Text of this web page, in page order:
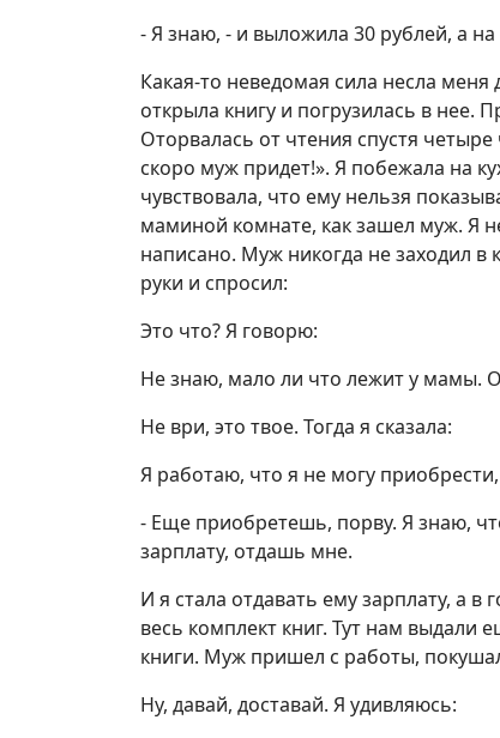
- Я знаю, - и выложила 30 рублей, а
Какая-то неведомая сила несла
открыла книгу и погрузилась в нее.
Оторвалась от чтения спустя
скоро муж придет!». Я побежала на
чувствовала, что ему нельзя
маминой комнате, как зашел муж. Я
написано. Муж никогда не заходил в
руки и спросил:
Это что? Я говорю:
Не знаю, мало ли что лежит у мамы.
Не ври, это твое. Тогда я сказала:
Я работаю, что я не могу
- Еще приобретешь, порву. Я знаю,
зарплату, отдашь мне.
И я стала отдавать ему зарплату, а
весь комплект книг. Тут нам выдали
книги. Муж пришел с работы,
Ну, давай, доставай. Я удивляюсь: